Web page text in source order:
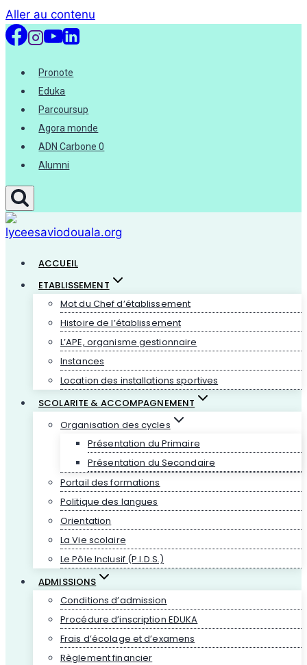
Aller au contenu
Pronote
Eduka
Parcoursup
Agora monde
ADN Carbone 0
Alumni
ACCUEIL
ETABLISSEMENT
Mot du Chef d’établissement
Histoire de l’établissement
L’APE, organisme gestionnaire
Instances
Location des installations sportives
SCOLARITE & ACCOMPAGNEMENT
Organisation des cycles
Présentation du Primaire
Présentation du Secondaire
Portail des formations
Politique des langues
Orientation
La Vie scolaire
Le Pôle Inclusif (P.I.D.S.)
ADMISSIONS
Conditions d’admission
Procédure d’inscription EDUKA
Frais d’écolage et d’examens
Règlement financier